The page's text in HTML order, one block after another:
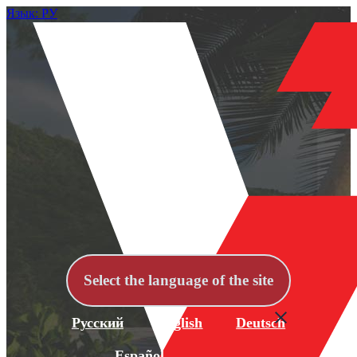
Язык: РУ
Select the language of the site
Русский English Deutsch